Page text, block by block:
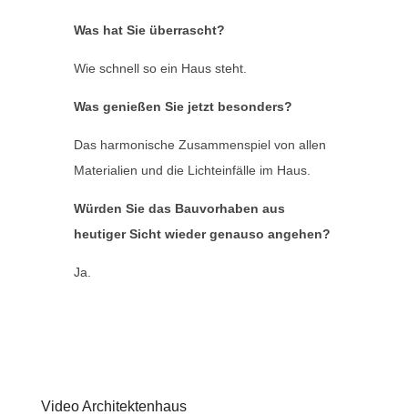
Was hat Sie überrascht?
Wie schnell so ein Haus steht.
Was genießen Sie jetzt besonders?
Das harmonische Zusammenspiel von allen
Materialien und die Lichteinfälle im Haus.
Würden Sie das Bauvorhaben aus
heutiger Sicht wieder genauso angehen?
Ja.
Video Architektenhaus